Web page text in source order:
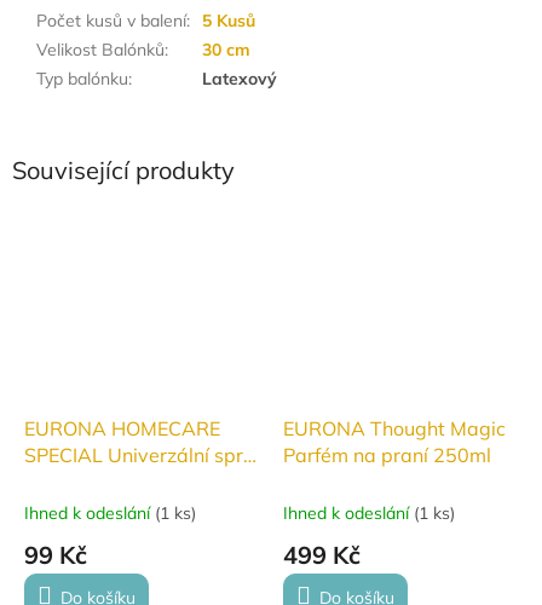
Související produkty
EURONA HOMECARE
SPECIAL Univerzální sprej
100 ml
Ihned k odeslání (1 ks)
99 Kč
Do košíku
EURONA Thought Magic
Parfém na praní 250ml
Ihned k odeslání (1 ks)
499 Kč
Do košíku
Počet kusů v balení:
5 Kusů
Velikost Balónků:
30 cm
Typ balónku: Latexový